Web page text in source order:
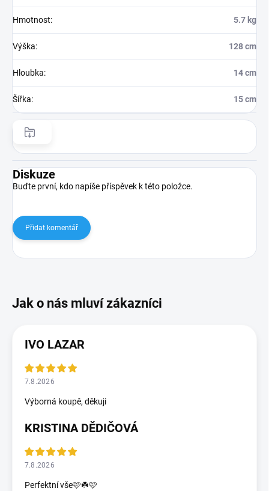
Hmotnost: 5.7 kg
Výška: 128 cm
Hloubka: 14 cm
Šířka: 15 cm
Diskuze
Buďte první, kdo napíše příspěvek k této položce.
Přidat komentář
IVO LAZAR
7.8.2026
Výborná koupě, děkuji
KRISTINA DĚDIČOVÁ
7.8.2026
Perfektní vše🩷☘️🩷